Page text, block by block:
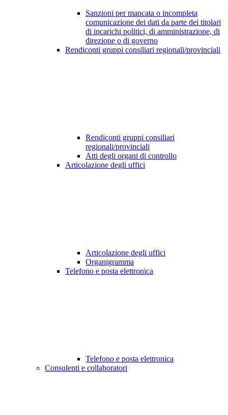
Sanzioni per mancata o incompleta
comunicazione dei dati da parte dei titolari
di incarichi politici, di amministrazione, di
direzione o di governo
Rendiconti gruppi consiliari regionali/provinciali
Rendiconti gruppi consiliari
regionali/provinciali
Atti degli organi di controllo
Articolazione degli uffici
Articolazione degli uffici
Organigramma
Telefono e posta elettronica
Telefono e posta elettronica
Consulenti e collaboratori